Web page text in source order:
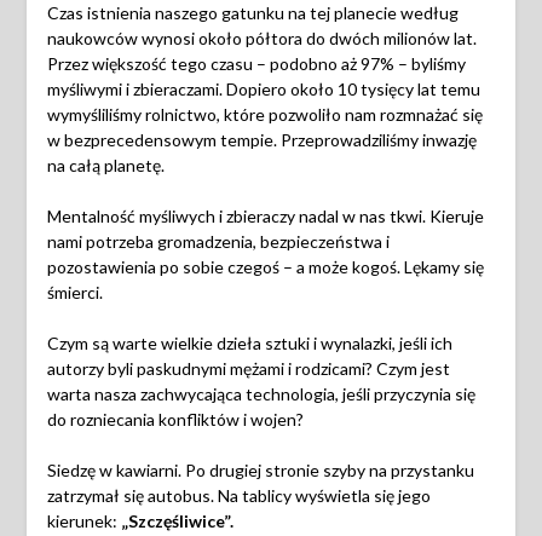
Czas istnienia naszego gatunku na tej planecie według
naukowców wynosi około półtora do dwóch milionów lat.
Przez większość tego czasu – podobno aż 97% – byliśmy
myśliwymi i zbieraczami. Dopiero około 10 tysięcy lat temu
wymyśliliśmy rolnictwo, które pozwoliło nam rozmnażać się
w bezprecedensowym tempie. Przeprowadziliśmy inwazję
na całą planetę.
Mentalność myśliwych i zbieraczy nadal w nas tkwi. Kieruje
nami potrzeba gromadzenia, bezpieczeństwa i
pozostawienia po sobie czegoś – a może kogoś. Lękamy się
śmierci.
Czym są warte wielkie dzieła sztuki i wynalazki, jeśli ich
autorzy byli paskudnymi mężami i rodzicami? Czym jest
warta nasza zachwycająca technologia, jeśli przyczynia się
do rozniecania konfliktów i wojen?
Siedzę w kawiarni. Po drugiej stronie szyby na przystanku
zatrzymał się autobus. Na tablicy wyświetla się jego
kierunek: „Szczęśliwice”.